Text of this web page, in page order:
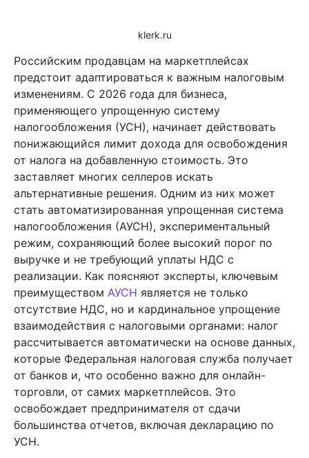
klerk.ru
Российским продавцам на маркетплейсах
предстоит адаптироваться к важным налоговым
изменениям. С 2026 года для бизнеса,
применяющего упрощенную систему
налогообложения (УСН), начинает действовать
понижающийся лимит дохода для освобождения
от налога на добавленную стоимость. Это
заставляет многих селлеров искать
альтернативные решения. Одним из них может
стать автоматизированная упрощенная система
налогообложения (АУСН), экспериментальный
режим, сохраняющий более высокий порог по
выручке и не требующий уплаты НДС с
реализации. Как поясняют эксперты, ключевым
преимуществом АУСН является не только
отсутствие НДС, но и кардинальное упрощение
взаимодействия с налоговыми органами: налог
рассчитывается автоматически на основе данных,
которые Федеральная налоговая служба получает
от банков и, что особенно важно для онлайн-
торговли, от самих маркетплейсов. Это
освобождает предпринимателя от сдачи
большинства отчетов, включая декларацию по
УСН.